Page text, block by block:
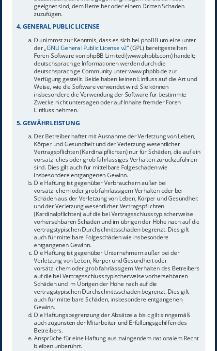
geeignet sind, dem Betreiber oder einem Dritten Schaden
zuzufügen.
4. GENERAL PUBLIC LICENSE
Du nimmst zur Kenntnis, dass es sich bei phpBB um eine unter
der „GNU General Public License v2“ (GPL) bereitgestellten
Foren-Software von phpBB Limited (www.phpbb.com) handelt;
deutschsprachige Informationen werden durch die
deutschsprachige Community unter www.phpbb.de zur
Verfügung gestellt. Beide haben keinen Einfluss auf die Art und
Weise, wie die Software verwendet wird. Sie können
insbesondere die Verwendung der Software für bestimmte
Zwecke nicht untersagen oder auf Inhalte fremder Foren
Einfluss nehmen.
5. GEWÄHRLEISTUNG
Der Betreiber haftet mit Ausnahme der Verletzung von Leben,
Körper und Gesundheit und der Verletzung wesentlicher
Vertragspflichten (Kardinalpflichten) nur für Schäden, die auf ein
vorsätzliches oder grob fahrlässiges Verhalten zurückzuführen
sind. Dies gilt auch für mittelbare Folgeschäden wie
insbesondere entgangenen Gewinn.
Die Haftung ist gegenüber Verbrauchern außer bei
vorsätzlichem oder grob fahrlässigem Verhalten oder bei
Schäden aus der Verletzung von Leben, Körper und Gesundheit
und der Verletzung wesentlicher Vertragspflichten
(Kardinalpflichten) auf die bei Vertragsschluss typischerweise
vorhersehbaren Schäden und im übrigen der Höhe nach auf die
vertragstypischen Durchschnittsschäden begrenzt. Dies gilt
auch für mittelbare Folgeschäden wie insbesondere
entgangenen Gewinn.
Die Haftung ist gegenüber Unternehmern außer bei der
Verletzung von Leben, Körper und Gesundheit oder
vorsätzlichem oder grob fahrlässigem Verhalten des Betreibers
auf die bei Vertragsschluss typischerweise vorhersehbaren
Schäden und im Übrigen der Höhe nach auf die
vertragstypischen Durchschnittsschäden begrenzt. Dies gilt
auch für mittelbare Schäden, insbesondere entgangenen
Gewinn.
Die Haftungsbegrenzung der Absätze a bis c gilt sinngemäß
auch zugunsten der Mitarbeiter und Erfüllungsgehilfen des
Betreibers.
Ansprüche für eine Haftung aus zwingendem nationalem Recht
bleiben unberührt.